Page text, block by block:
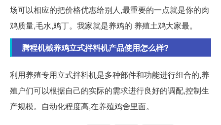
场可以相应的把价格优惠给别人,最重要的一点就是你的肉
鸡质量,毛水,鸡丁。我家就是养鸡的 养殖土鸡大家最。
腾程机械养鸡立式拌料机产品使用怎么样?
利用养殖专用立式拌料机是多种部件和功能进行组合的,养
殖户们可以根据自己的实际的需求进行良好的调配,控制生
产规模。自动化程度高,在养殖鸡舍里面。